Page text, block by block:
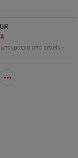
από pexels -